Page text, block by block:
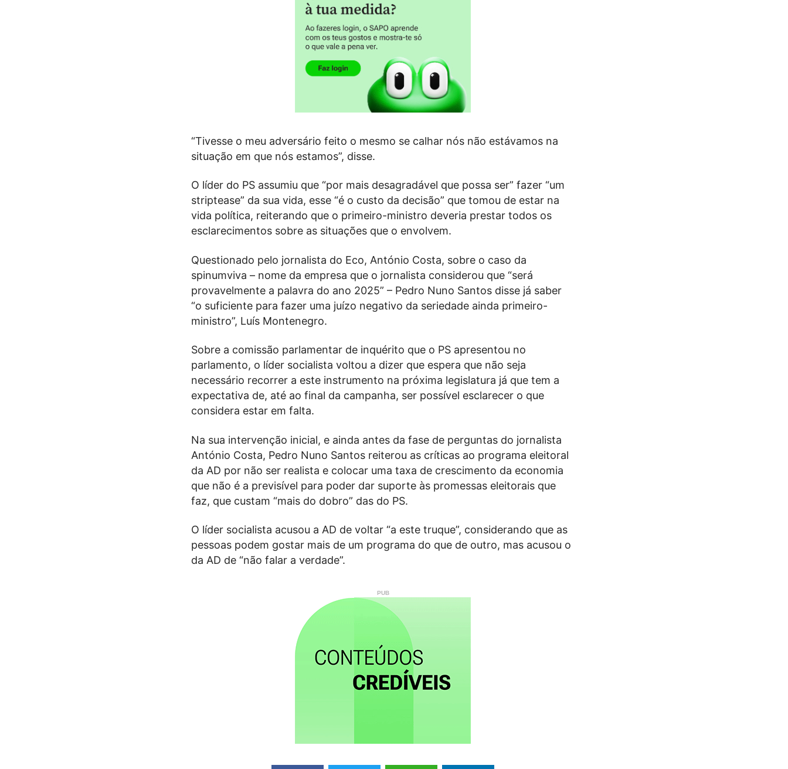
“Tivesse o meu adversário feito o mesmo se calhar nós não estávamos na
situação em que nós estamos”, disse.
O líder do PS assumiu que “por mais desagradável que possa ser” fazer “um
striptease” da sua vida, esse “é o custo da decisão” que tomou de estar na
vida política, reiterando que o primeiro-ministro deveria prestar todos os
esclarecimentos sobre as situações que o envolvem.
Questionado pelo jornalista do Eco, António Costa, sobre o caso da
spinumviva – nome da empresa que o jornalista considerou que “será
provavelmente a palavra do ano 2025” – Pedro Nuno Santos disse já saber
“o suficiente para fazer uma juízo negativo da seriedade ainda primeiro-
ministro”, Luís Montenegro.
Sobre a comissão parlamentar de inquérito que o PS apresentou no
parlamento, o líder socialista voltou a dizer que espera que não seja
necessário recorrer a este instrumento na próxima legislatura já que tem a
expectativa de, até ao final da campanha, ser possível esclarecer o que
considera estar em falta.
Na sua intervenção inicial, e ainda antes da fase de perguntas do jornalista
António Costa, Pedro Nuno Santos reiterou as críticas ao programa eleitoral
da AD por não ser realista e colocar uma taxa de crescimento da economia
que não é a previsível para poder dar suporte às promessas eleitorais que
faz, que custam “mais do dobro” das do PS.
O líder socialista acusou a AD de voltar “a este truque”, considerando que as
pessoas podem gostar mais de um programa do que de outro, mas acusou o
da AD de “não falar a verdade”.